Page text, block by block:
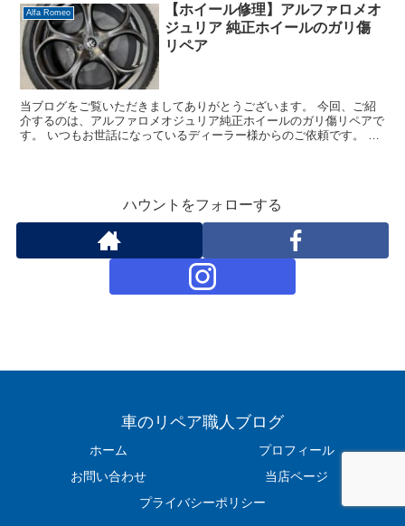
Alfa Romeo
【ホイール修理】アルファロメオ
ジュリア 純正ホイールのガリ傷
リペア
当ブログをご覧いただきましてありがとうございます。 今回、ご紹
介するのは、アルファロメオジュリア純正ホイールのガリ傷リペアで
す。 いつもお世話になっているディーラー様からのご依頼です。 車
ハウントをフォローする
車のリペア職人ブログ
ホーム
プロフィール
お問い合わせ
当店ページ
プライバシーポリシー